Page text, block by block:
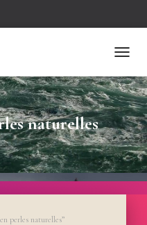
naturelles
perles naturelles”